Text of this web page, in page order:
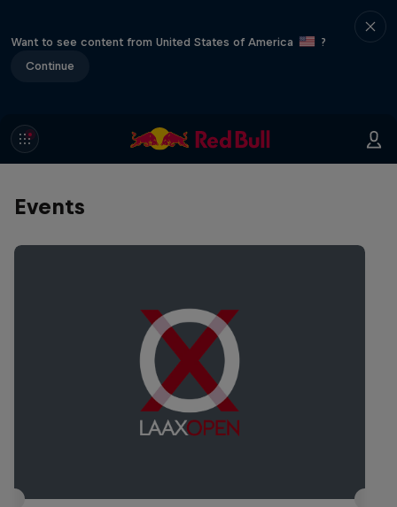
Want to see content from United States of America
?
Continue
Events